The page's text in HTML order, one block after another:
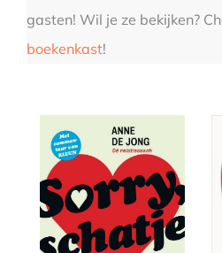
gasten! Wil je ze bekijken?
boekenkast!